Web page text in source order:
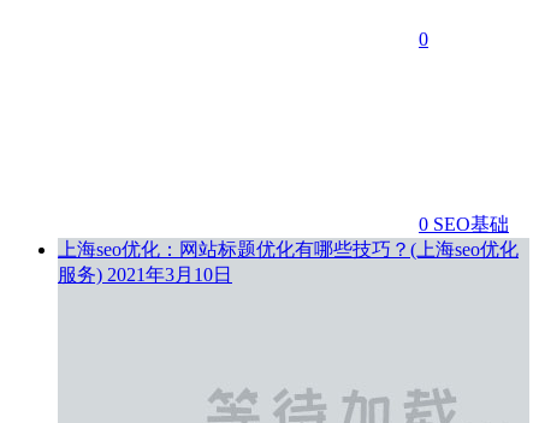
0
0 SEO基础
上海seo优化：网站标题优化有哪些技巧？(上海seo优化
服务) 2021年3月10日